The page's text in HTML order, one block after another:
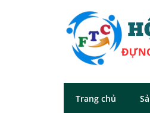
Trang chủ